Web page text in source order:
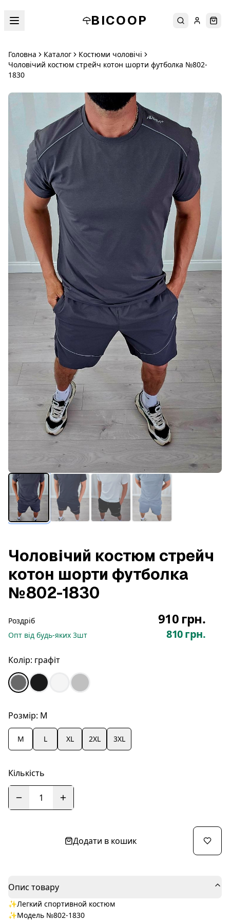
BICOOP ПошукУвійти
Головна Каталог
Костюми чоловічі
Чоловічий костюм стрейч котон шорти футболка №802-
1830
Чоловічий костюм стрейч
котон шорти футболка
№802-1830
Роздріб 910 грн.
Опт від будь-яких 3шт 810 грн.
Колір: графіт
Розмір: M
M L XL 2XL 3XL
Кількість
1
Додати в кошик
Опис товару
✨Легкий спортивной костюм
✨Модель №802-1830